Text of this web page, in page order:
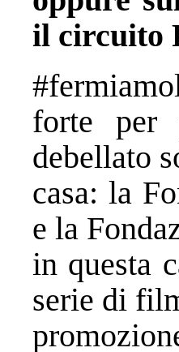
il circuito
forte per
debellato
casa: la
e la
in questa
serie di